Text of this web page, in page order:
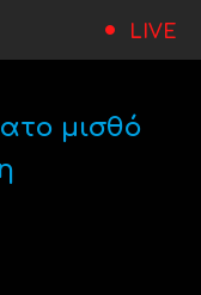
LIVE
μισθό